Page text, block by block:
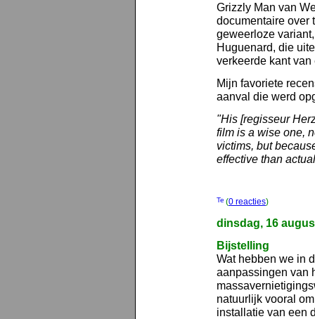
Grizzly Man van
documentaire over
geweerloze
Huguenard, die
verkeerde kant
Mijn favoriete
aanval die werd
"His [regisseur
film is a wise one,
victims, but
effective than
(0 reacties)
dinsdag, 16
Bijstelling
Wat hebben we in
aanpassingen van
natuurlijk vooral
installatie van een